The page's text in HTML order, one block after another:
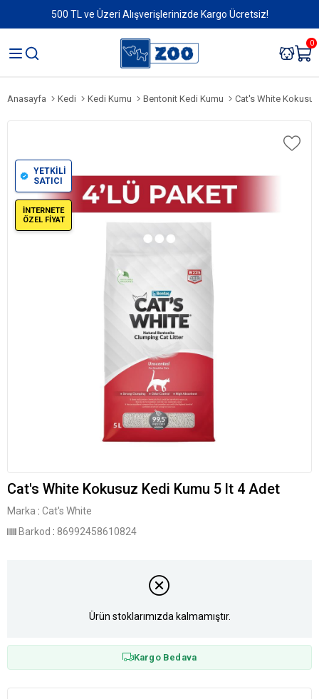
500 TL ve Üzeri Alışverişlerinizde Kargo Ücretsiz!
0
Anasayfa Kedi Kedi Kumu Bentonit Kedi Kumu Cat's White
YETKİLİ
SATICI
İNTERNETE
ÖZEL FİYAT
Cat's White Kokusuz Kedi Kumu 5 lt 4 Adet
Marka : Cat's White
Barkod : 86992458610824
Ürün stoklarımızda kalmamıştır.
Kargo Bedava